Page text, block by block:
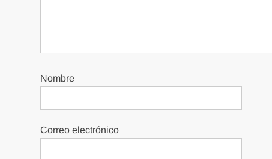
Nombre
Correo electrónico